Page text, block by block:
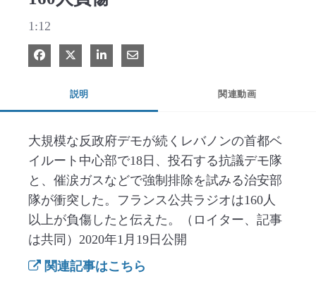
1:12
Facebook で共有
Xで共有する
LinkedIn で共有
電子メールで共有
説明 関連動画
大規模な反政府デモが続くレバノンの首都ベ
イルート中心部で18日、投石する抗議デモ隊
と、催涙ガスなどで強制排除を試みる治安部
隊が衝突した。フランス公共ラジオは160人
以上が負傷したと伝えた。（ロイター、記事
は共同）2020年1月19日公開
関連記事はこちら